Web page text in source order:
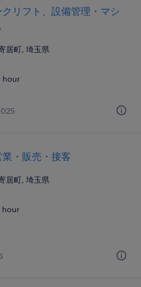
リフト、設備管理・マシ
居町, 埼玉県
hour
・販売・接客
居町, 埼玉県
hour